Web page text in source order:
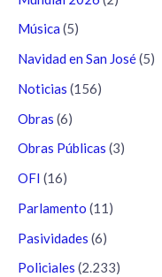
Música (5)
Navidad en San José(5)
Noticias (156)
Obras (6)
Obras Públicas (3)
OFI (16)
Parlamento (11)
Pasividades (6)
Policiales (2.233)